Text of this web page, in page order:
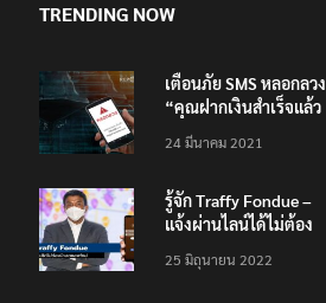
TRENDING NOW
เตือนภัย SMS หลอกลวง
“คุณฝากเงินสำเร็จแล้ว
200,000 บาท”
24 มีนาคม 2021
รู้จัก Traffy Fondue –
แจ้งผ่านไลน์ได้ไม่ต้อง
ทั่วไทย ไม่ใช่แค่ในกรุง
25 มิถุนายน 2022